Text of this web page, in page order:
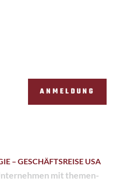
ANMELDUNG
– GESCHÄFTSREISE USA
mit themen-